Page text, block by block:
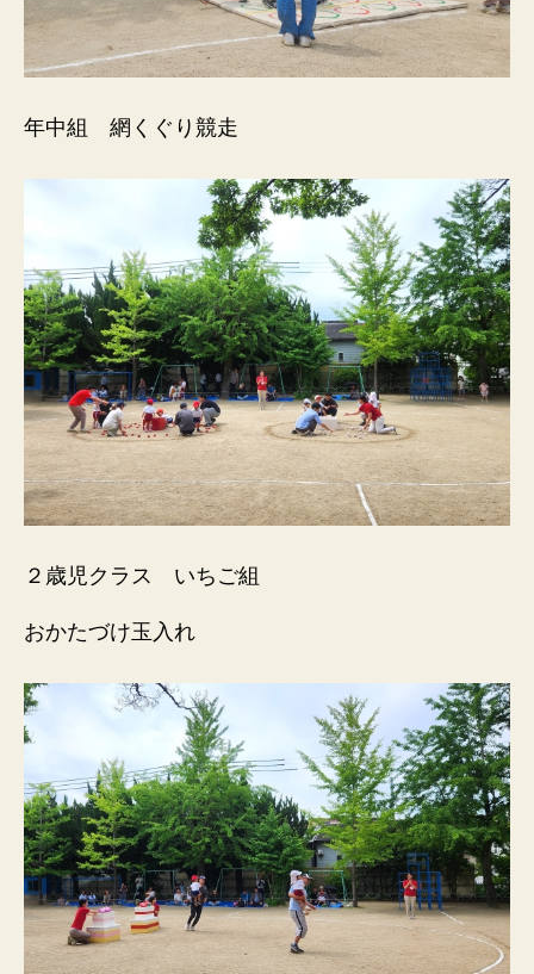
年中組 網くぐり競走
２歳児クラス いちご組
おかたづけ玉入れ